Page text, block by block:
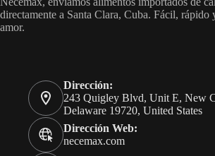
directamente a Santa Clara, Cuba. Fácil, rápido
amor.
Dirección:
243 Quigley Blvd, Unit E, New
Delaware 19720, United States
Dirección Web:
necemax.com